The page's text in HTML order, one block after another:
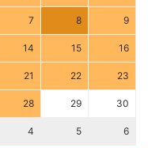
7 8 9
14 15 16
21 22 23
28 29 30
4 5 6